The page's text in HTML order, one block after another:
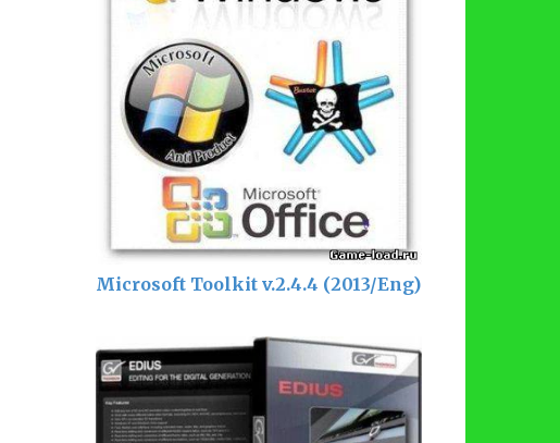
Microsoft Toolkit v.2.4.4 (2013/Eng)